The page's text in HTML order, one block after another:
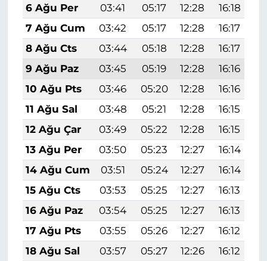
6 Ağu Per
03:41 05:17 12:28 16:18
7 Ağu Cum
03:42 05:17 12:28 16:17
8 Ağu Cts
03:44 05:18 12:28 16:17
9 Ağu Paz
03:45 05:19 12:28 16:16
10 Ağu Pts
03:46 05:20 12:28 16:16
11 Ağu Sal
03:48 05:21 12:28 16:15
12 Ağu Çar
03:49 05:22 12:28 16:15
13 Ağu Per
03:50 05:23 12:27 16:14
14 Ağu Cum
03:51 05:24 12:27 16:14
15 Ağu Cts
03:53 05:25 12:27 16:13
16 Ağu Paz
03:54 05:25 12:27 16:13
17 Ağu Pts
03:55 05:26 12:27 16:12
18 Ağu Sal
03:57 05:27 12:26 16:12